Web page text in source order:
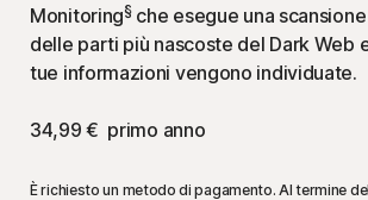
Italia
Accedi
Monitoring§che esegue una
delle parti più nascoste del Dark Web
tue informazioni vengono individuate.
34,99 € primo anno
È richiesto un metodo di pagamento. Al termine